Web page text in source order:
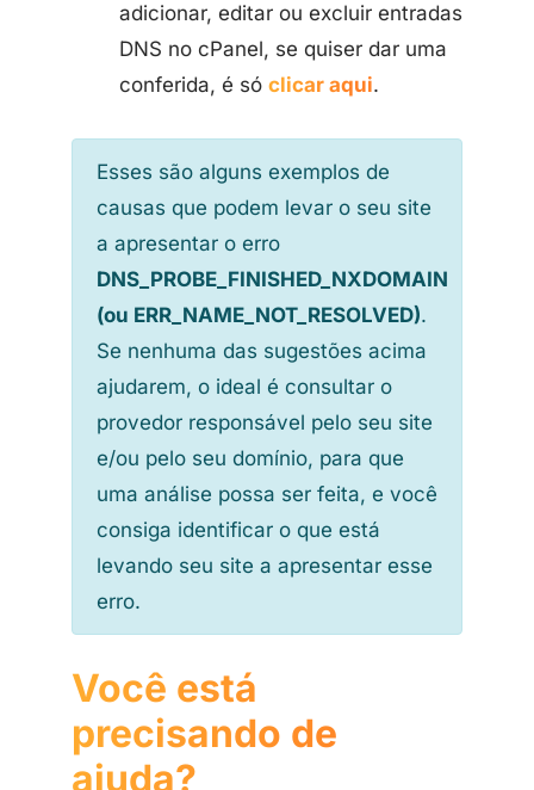
adicionar, editar ou excluir entradas
DNS no cPanel, se quiser dar uma
conferida, é só clicar aqui.
Esses são alguns exemplos de
causas que podem levar o seu site
a apresentar o erro
DNS_PROBE_FINISHED_NXDOMAIN
(ou ERR_NAME_NOT_RESOLVED).
Se nenhuma das sugestões acima
ajudarem, o ideal é consultar o
provedor responsável pelo seu site
e/ou pelo seu domínio, para que
uma análise possa ser feita, e você
consiga identificar o que está
levando seu site a apresentar esse
erro.
Você está
precisando de
ajuda?